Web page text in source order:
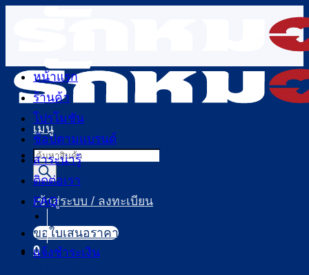
เนื้อหา
เมนู
Products
search
เข้าสู่ระบบ / ลงทะเบียน
0
หน้าแรก
ร้านค้า
โปรโมชัน
ช้อปตามแบรนด์
สาระน่ารู้
ติดต่อเรา
FAQ
ขอใบเสนอราคา
แจ้งชำระเงิน